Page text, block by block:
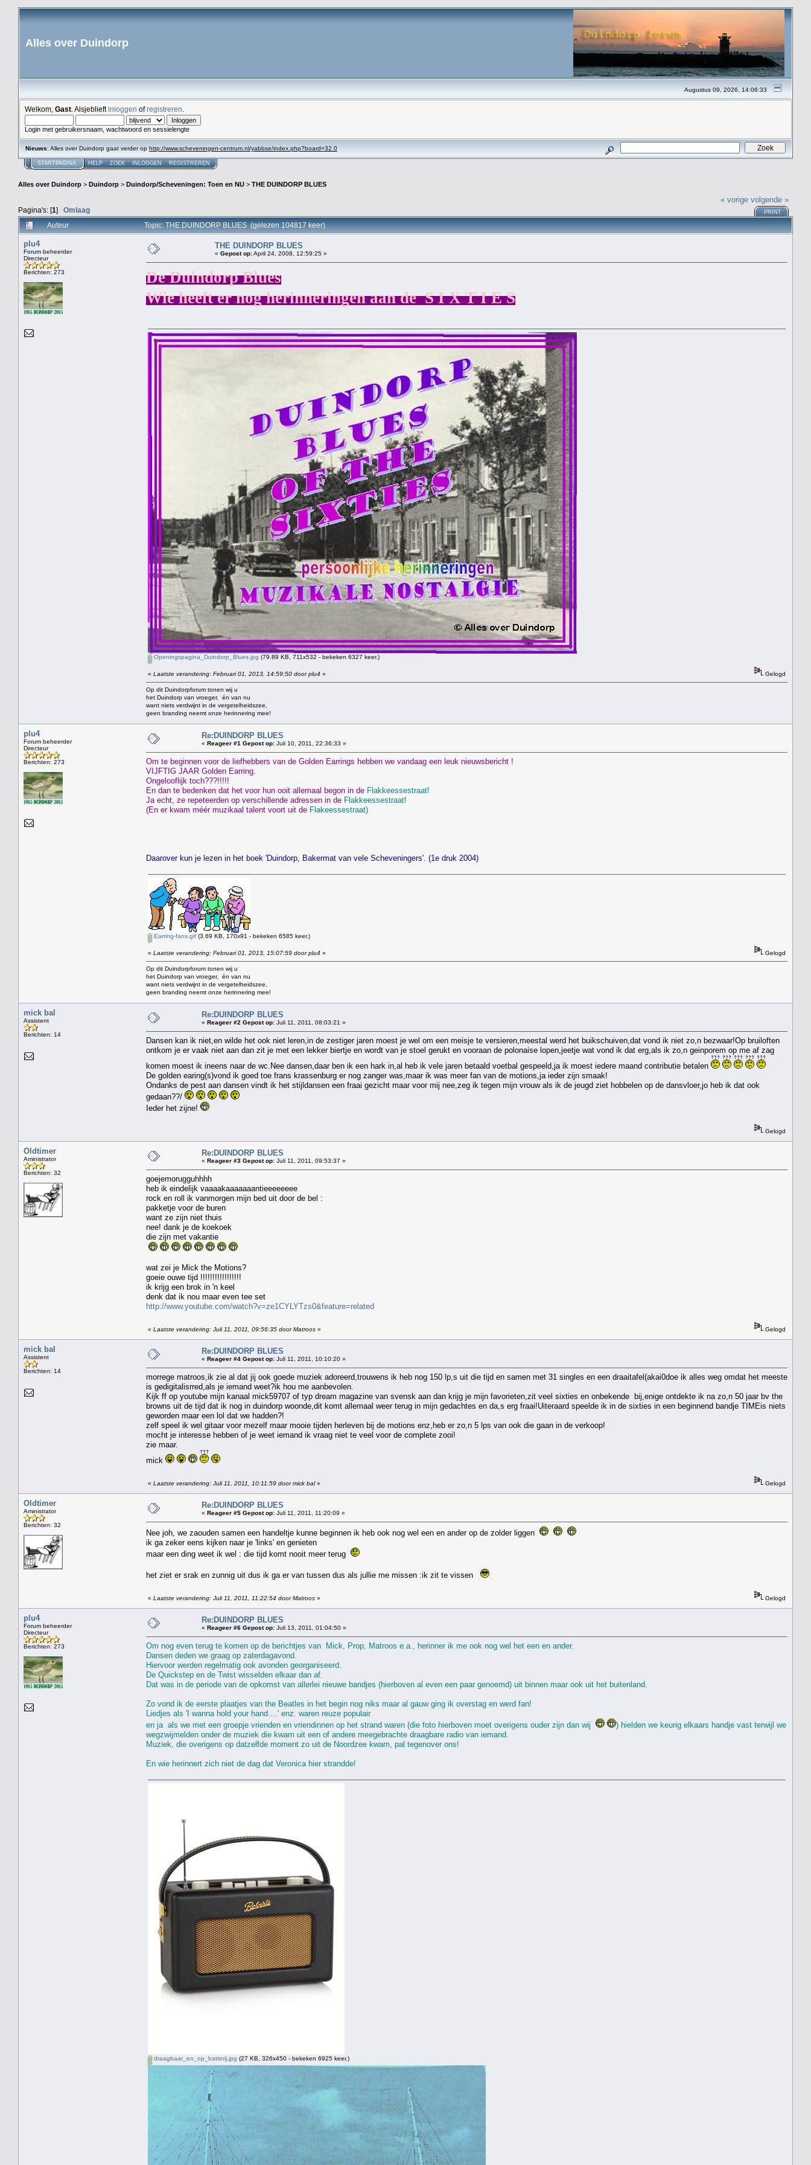
Alles over Duindorp
Augustus 09, 2026, 14:06:33
Welkom, Gast . Alsjeblieftinloggen ofregistreren
Login met gebruikersnaam, wachtwoord en sessielengte
Nieuws: Alles over Duindorp gaat verder op http://www.scheveningen-centrum.nl/yabbse/index.php?board=32.0
STARTPAGINA HELP ZOEK INLOGGEN REGISTREREN
Alles over Duindorp > Duindorp > Duindorp/Scheveningen: Toen en NU > THE DUINDORP BLUES
Pagina's: [1] Omlaag
« vorige volgende »
PRINT
Auteur Topic: THE DUINDORP BLUES (gelezen 104817 keer)
plu4
Forum beheerder
Directeur
Berichten: 273
THE DUINDORP BLUES
« Gepost op:April 24, 2008, 12:59:25 »
De Duindorp Blues
Wie heeft er nog herinneringen aan de S I X T I E S
Openingspagina_Duindorp_Blues.jpg (79.89 KB, 711x532 - bekeken 6327 keer.)
« Laatste verandering: Februari 01, 2013, 14:59:50 door plu4 » Gelogd
Op dit Duindorpforum tonen wij u
het Duindorp van vroeger, én van nu
want niets verdwijnt in de vergetelheidszee,
geen branding neemt onze herinnering mee!
plu4
Forum beheerder
Directeur
Berichten: 273
Re:DUINDORP BLUES
« Reageer #1 Gepost op: Juli 10, 2011, 22:36:33 »
Om te beginnen voor de liefhebbers van de Golden Earrings hebben we vandaag een leuk nieuwsbericht !
VIJFTIG JAAR Golden Earring.
Ongelooflijk toch???!!!!!
En dan te bedenken dat het voor hun ooit allemaal begon in de Flakkeessestraat!
Ja echt, ze repeteerden op verschillende adressen in de Flakkeessestraat!
(En er kwam méér muzikaal talent voort uit de Flakeessestraat)
Daarover kun je lezen in het boek 'Duindorp, Bakermat van vele Scheveningers'. (1e druk 2004)
Earring-fans.gif (3.69 KB, 170x91 - bekeken 6585 keer.)
« Laatste verandering: Februari 01, 2013, 15:07:59 door plu4 » Gelogd
Op dit Duindorpforum tonen wij u
het Duindorp van vroeger, én van nu
want niets verdwijnt in de vergetelheidszee,
geen branding neemt onze herinnering mee!
mick bal
Assistent
Berichten: 14
Re:DUINDORP BLUES
« Reageer #2 Gepost op: Juli 11, 2011, 08:03:21 »
Dansen kan ik niet,en wilde het ook niet leren,in de zestiger jaren moest je wel om een meisje te versieren,meestal werd het buikschuiven,dat vond ik niet zo,n bezwaar!Op bruiloften
ontkom je er vaak niet aan dan zit je met een lekker biertje en wordt van je stoel gerukt en vooraan de polonaise lopen,jeetje wat vond ik dat erg,als ik zo,n geinporem op me af zag
komen moest ik ineens naar de wc.Nee dansen,daar ben ik een hark in,al heb ik vele jaren betaald voetbal gespeeld,ja ik moest iedere maand contributie betalen
De golden earing(s)vond ik goed toe frans krassenburg er nog zanger was,maar ik was meer fan van de motions,ja ieder zijn smaak!
Ondanks de pest aan dansen vindt ik het stijldansen een fraai gezicht maar voor mij nee,zeg ik tegen mijn vrouw als ik de jeugd ziet hobbelen op de dansvloer,jo heb ik dat ook
gedaan??/
Ieder het zijne!
Gelogd
Oldtimer
Aministrator
Berichten: 32
Re:DUINDORP BLUES
« Reageer #3 Gepost op: Juli 11, 2011, 09:53:37 »
goejemorugguhhhh
heb ik eindelijk vaaaakaaaaaaantieeeeeeee
rock en roll ik vanmorgen mijn bed uit door de bel :
pakketje voor de buren
want ze zijn niet thuis
nee! dank je de koekoek
die zijn met vakantie
wat zei je Mick the Motions?
goeie ouwe tijd !!!!!!!!!!!!!!!!!
ik krijg een brok in 'n keel
denk dat ik nou maar even tee set
http://www.youtube.com/watch?v=ze1CYLYTzs0&feature=related
« Laatste verandering: Juli 11, 2011, 09:56:35 door Matroos » Gelogd
mick bal
Assistent
Berichten: 14
Re:DUINDORP BLUES
« Reageer #4 Gepost op: Juli 11, 2011, 10:10:20 »
morrege matroos,ik zie al dat jij ook goede muziek adoreerd,trouwens ik heb nog 150 lp,s uit die tijd en samen met 31 singles en een draaitafel(akai0doe ik alles weg omdat het meeste
is gedigitalisrred,als je iemand weet?ik hou me aanbevolen.
Kijk ff op youtube mijn kanaal mick59707 of typ dream magazine van svensk aan dan krijg je mijn favorieten,zit veel sixties en onbekende bij,enige ontdekte ik na zo,n 50 jaar bv the
browns uit de tijd dat ik nog in duindorp woonde,dit komt allemaal weer terug in mijn gedachtes en da,s erg fraai!Uiteraard speelde ik in de sixties in een beginnend bandje TIMEis niets
geworden maar een lol dat we hadden?!
zelf speel ik wel gitaar voor mezelf maar mooie tijden herleven bij de motions enz,heb er zo,n 5 lps van ook die gaan in de verkoop!
mocht je interesse hebben of je weet iemand ik vraag niet te veel voor de complete zooi!
zie maar.
mick
« Laatste verandering: Juli 11, 2011, 10:11:59 door mick bal» Gelogd
Oldtimer
Aministrator
Berichten: 32
Re:DUINDORP BLUES
« Reageer #5 Gepost op: Juli 11, 2011, 11:20:09 »
Nee joh, we zaouden samen een handeltje kunne beginnen ik heb ook nog wel een en ander op de zolder liggen
ik ga zeker eens kijken naar je 'links' en genieten
maar een ding weet ik wel : die tijd komt nooit meer terug
het ziet er srak en zunnig uit dus ik ga er van tussen dus als jullie me missen :ik zit te vissen
« Laatste verandering: Juli 11, 2011, 11:22:54 door Matroos » Gelogd
plu4
Forum beheerder
Directeur
Berichten: 273
Re:DUINDORP BLUES
« Reageer #6 Gepost op: Juli 13, 2011, 01:04:50 »
Om nog even terug te komen op de berichtjes van Mick, Prop, Matroos e.a., herinner ik me ook nog wel het een en ander.
Dansen deden we graag op zaterdagavond.
Hiervoor werden regelmatig ook avonden georganiseerd.
De Quickstep en de Twist wisselden elkaar dan af.
Dat was in de periode van de opkomst van allerlei nieuwe bandjes (hierboven al even een paar genoemd) uit binnen maar ook uit het buitenland.
Zo vond ik de eerste plaatjes van the Beatles in het begin nog niks maar al gauw ging ik overstag en werd fan!
Liedjes als 'I wanna hold your hand....' enz. waren reuze populair
en ja als we met een groepje vrienden en vriendinnen op het strand waren (die foto hierboven moet overigens ouder zijn dan wij
) hielden we keurig elkaars handje vast terwijl we
wegzwijmelden onder de muziek die kwam uit een of andere meegebrachte draagbare radio van iemand.
Muziek, die overigens op datzelfde moment zo uit de Noordzee kwam, pal tegenover ons!
En wie herinnert zich niet de dag dat Veronica hier strandde!
draagbaar_en_op_batterij.jpg (27 KB, 326x450 - bekeken 6925 keer.)